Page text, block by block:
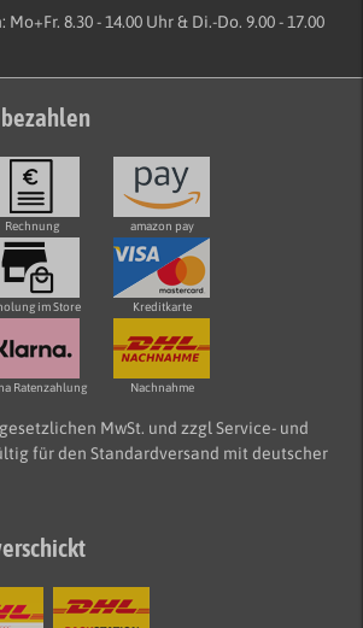
8.30 - 14.00 Uhr & Di.-Do. 9.00 - 17.00
Rechnung amazon pay
im Store Kreditkarte
Ratenzahlung Nachnahme
MwSt. und zzgl Service- und
für den Standardversand mit deutscher